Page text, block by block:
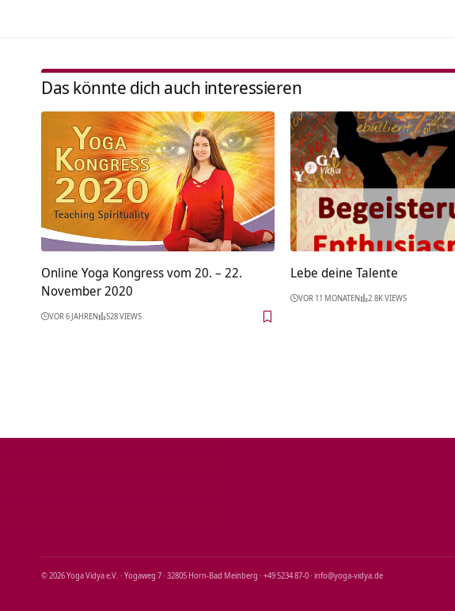
Das könnte dich auch interessieren
Online Yoga Kongress vom 20. – 22.
November 2020
VOR 6 JAHREN 528 VIEWS
Lebe deine Talente
VOR 11 MONATEN 2.8K VIEWS
© 2026 Yoga Vidya e.V. · Yogaweg 7 · 32805 Horn‑Bad Meinberg · +49 5234 87‑0 · info@yoga‑vidya.de